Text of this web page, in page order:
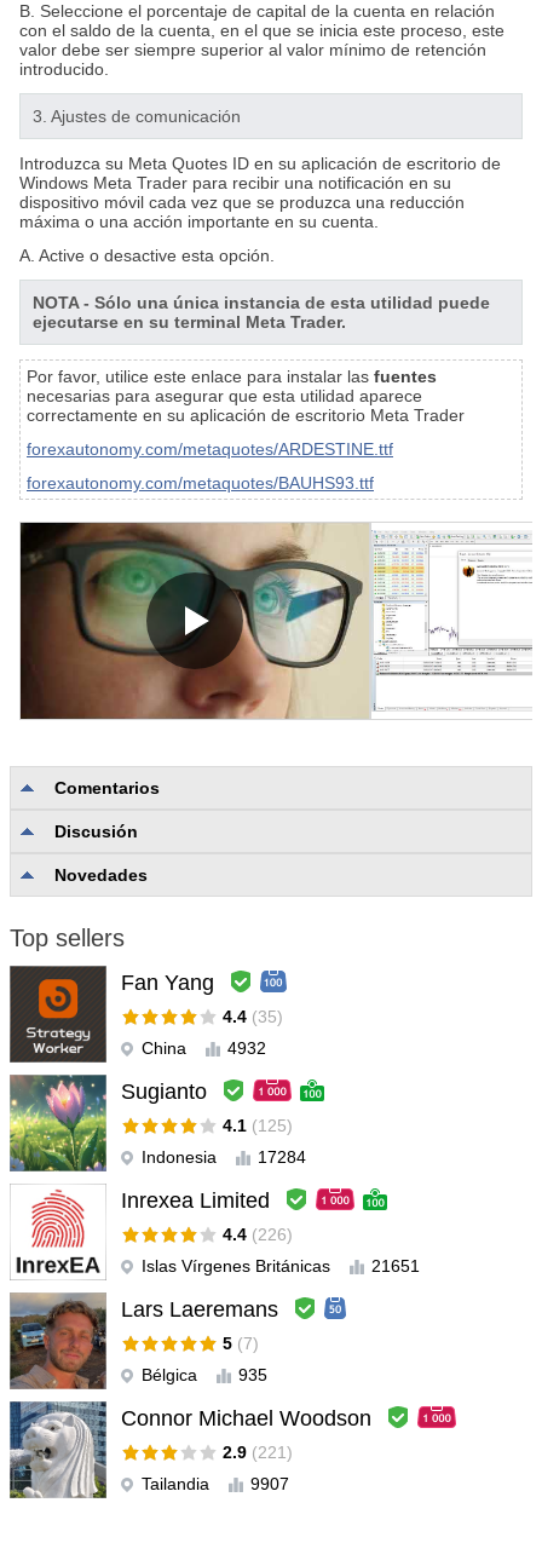
B. Seleccione el porcentaje de capital de la cuenta en relación
con el saldo de la cuenta, en el que se inicia este proceso, este
valor debe ser siempre superior al valor mínimo de retención
introducido.
3. Ajustes de comunicación
Introduzca su Meta Quotes ID en su aplicación de escritorio de
Windows Meta Trader para recibir una notificación en su
dispositivo móvil cada vez que se produzca una reducción
máxima o una acción importante en su cuenta.
A. Active o desactive esta opción.
NOTA - Sólo una única instancia de esta utilidad puede
ejecutarse en su terminal Meta Trader.
Por favor, utilice este enlace para instalar las fuentes
necesarias para asegurar que esta utilidad aparece
correctamente en su aplicación de escritorio Meta Trader
forexautonomy.com/metaquotes/ARDESTINE.ttf
forexautonomy.com/metaquotes/BAUHS93.ttf
Comentarios
Discusión
Novedades
Top sellers
Fan Yang
4.4 (35)
China
4932
Sugianto
4.1 (125)
Indonesia
17284
Inrexea Limited
4.4 (226)
Islas Vírgenes Británicas
21651
Lars Laeremans
5 (7)
Bélgica
935
Connor Michael Woodson
2.9 (221)
Tailandia
9907